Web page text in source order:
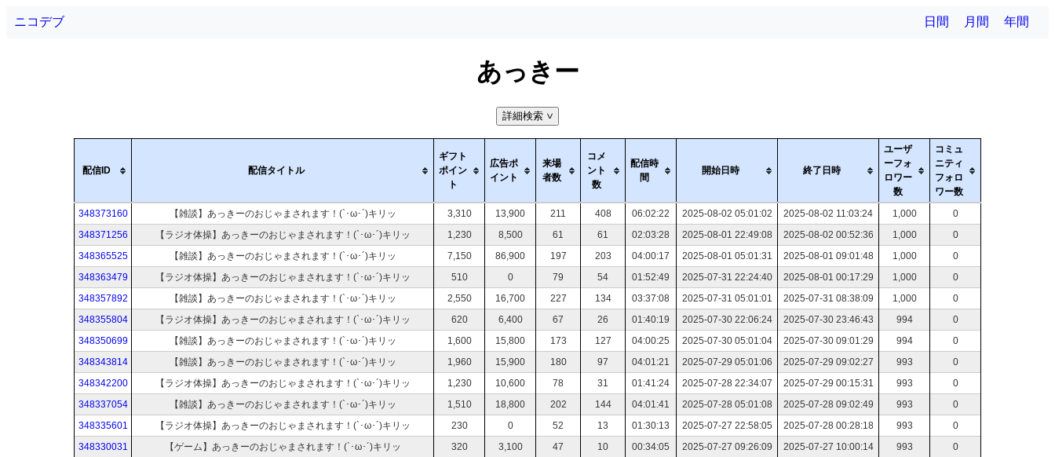
ニコデブ 日間 月間 年間
あっきー
詳細検索 >
配信ID 配信タイトル
ギフト
ポイン
ト
広告ポ
イント
来場
者数
コメ
ント
数
配信時
間
開始日時 終了日時
ユーザ
ーフォ
ロワー
数
コミュ
ニティ
フォロ
ワー数
348373160
【雑談】あっきーのおじゃまされます！(`･ω･´)キリッ 3,310 13,900 211 408 06:02:22 2025-08-02 05:01:02 2025-08-02 11:03:24 1,000
0
348371256
【ラジオ体操】あっきーのおじゃまされます！(`･ω･´)キリッ 1,230 8,500 61 61 02:03:28 2025-08-01 22:49:08 2025-08-02 00:52:36 1,000
0
348365525
【雑談】あっきーのおじゃまされます！(`･ω･´)キリッ 7,150 86,900 197 203 04:00:17 2025-08-01 05:01:31 2025-08-01 09:01:48 1,000
0
348363479
【ラジオ体操】あっきーのおじゃまされます！(`･ω･´)キリッ 510 0 79 54 01:52:49 2025-07-31 22:24:40 2025-08-01 00:17:29 1,000
0
348357892
【雑談】あっきーのおじゃまされます！(`･ω･´)キリッ 2,550 16,700 227 134 03:37:08 2025-07-31 05:01:01 2025-07-31 08:38:09 1,000
0
348355804
【ラジオ体操】あっきーのおじゃまされます！(`･ω･´)キリッ 620 6,400 67 26 01:40:19 2025-07-30 22:06:24 2025-07-30 23:46:43 994
0
348350699
【雑談】あっきーのおじゃまされます！(`･ω･´)キリッ 1,600 15,800 173 127 04:00:25 2025-07-30 05:01:04 2025-07-30 09:01:29 994
0
348343814
【雑談】あっきーのおじゃまされます！(`･ω･´)キリッ 1,960 15,900 180 97 04:01:21 2025-07-29 05:01:06 2025-07-29 09:02:27 993
0
348342200
【ラジオ体操】あっきーのおじゃまされます！(`･ω･´)キリッ 1,230 10,600 78 31 01:41:24 2025-07-28 22:34:07 2025-07-29 00:15:31 993
0
348337054
【雑談】あっきーのおじゃまされます！(`･ω･´)キリッ 1,510 18,800 202 144 04:01:41 2025-07-28 05:01:08 2025-07-28 09:02:49 993
0
348335601
【ラジオ体操】あっきーのおじゃまされます！(`･ω･´)キリッ 230 0 52 13 01:30:13 2025-07-27 22:58:05 2025-07-28 00:28:18 993
0
348330031
【ゲーム】あっきーのおじゃまされます！(`･ω･´)キリッ 320 3,100 47 10 00:34:05 2025-07-27 09:26:09 2025-07-27 10:00:14 993
0